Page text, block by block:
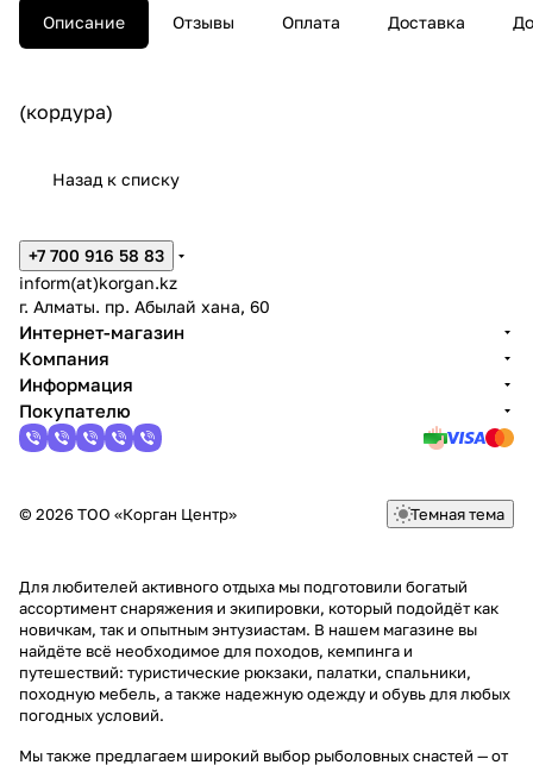
Описание Отзывы Оплата Доставка
(кордура)
Назад к списку
+7 700 916 58 83
inform(at)korgan.kz
г. Алматы. пр. Абылай хана, 60
Интернет-магазин
Компания
Информация
Покупателю
© 2026 ТОО «Корган Центр» Темная тема
Для любителей активного отдыха мы подготовили богатый
ассортимент снаряжения и экипировки, который подойдёт как
новичкам, так и опытным энтузиастам. В нашем магазине вы
найдёте всё необходимое для походов, кемпинга и
путешествий: туристические рюкзаки, палатки, спальники,
походную мебель, а также надежную одежду и обувь для любых
погодных условий.
Мы также предлагаем широкий выбор рыболовных снастей — от